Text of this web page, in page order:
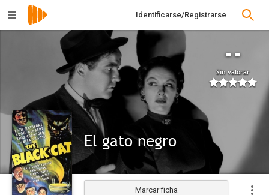
Identificarse/Registrarse
--
Sin valorar
El gato negro
Marcar ficha